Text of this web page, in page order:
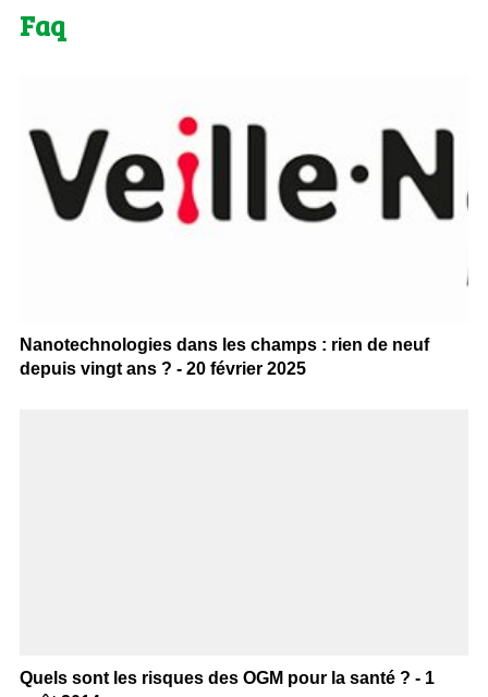
Faq
Nanotechnologies dans les champs : rien de neuf
depuis vingt ans ? - 20 février 2025
Quels sont les risques des OGM pour la santé ? - 1